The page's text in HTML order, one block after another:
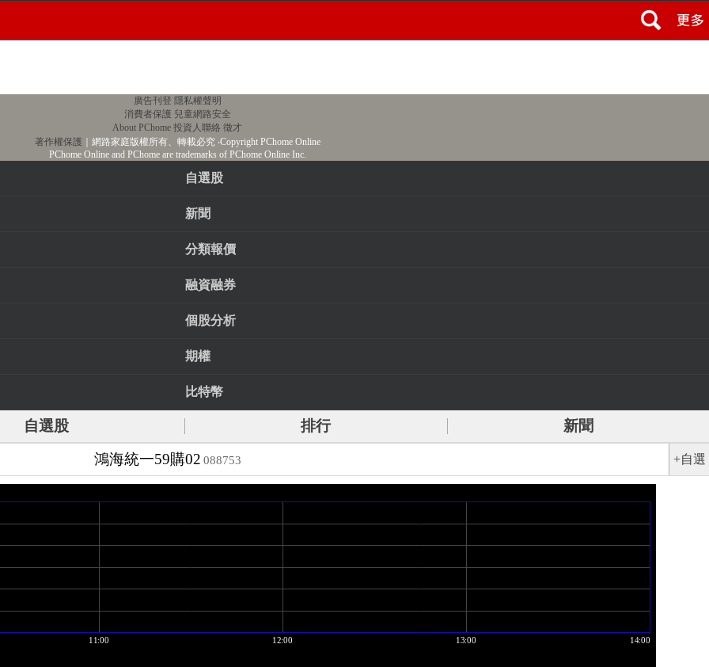
廣告刊登 隱私權聲明
消費者保護 兒童網路安全
About PChome 投資人聯絡 徵才
著作權保護 ｜網路家庭版權所有、轉載必究‧Copyright PChome Online
PChome Online and PChome are trademarks of PChome Online Inc.
自選股
新聞
分類報價
融資融券
個股分析
期權
比特幣
自選股 排行
新聞
鴻海統一59購02 088753 +自選